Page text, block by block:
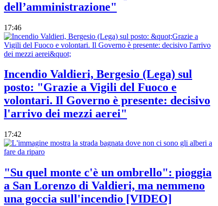
dell’amministrazione"
17:46
Incendio Valdieri, Bergesio (Lega) sul
posto: "Grazie a Vigili del Fuoco e
volontari. Il Governo è presente: decisivo
l'arrivo dei mezzi aerei"
17:42
"Su quel monte c'è un ombrello": pioggia
a San Lorenzo di Valdieri, ma nemmeno
una goccia sull'incendio [VIDEO]